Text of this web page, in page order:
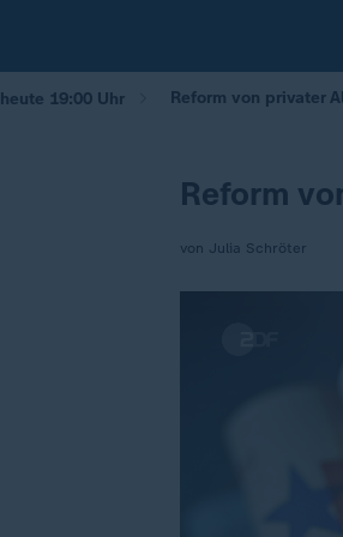
heute 19:00 Uhr Reform von privater
Reform
von Julia Schröter